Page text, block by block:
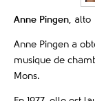
Anne Pingen, alto
Anne Pingen a
musique de
Mons.